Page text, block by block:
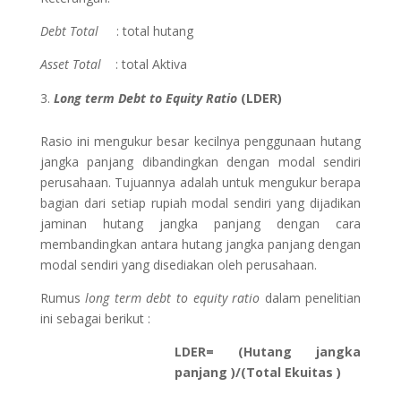
Debt Total: total hutang
Asset Total: total Aktiva
Long term Debt to Equity Ratio(LDER)
Rasio ini mengukur besar kecilnya penggunaan hutang
jangka panjang dibandingkan dengan modal sendiri
perusahaan. Tujuannya adalah untuk mengukur berapa
bagian dari setiap rupiah modal sendiri yang dijadikan
jaminan hutang jangka panjang dengan cara
membandingkan antara hutang jangka panjang dengan
modal sendiri yang disediakan oleh perusahaan.
Rumuslong term debt to equity ratio dalam penelitian
ini sebagai berikut :
LDER= (Hutang jangka
panjang )/(Total Ekuitas )